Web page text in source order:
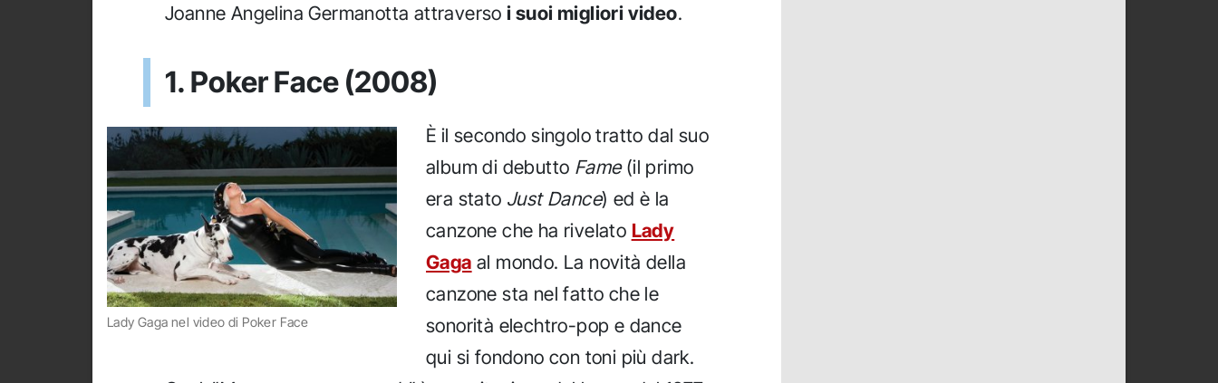
Joanne Angelina Germanotta attraversoi suoi migliori video.
1. Poker Face (2008)
Lady Gaga nel video di Poker Face
È il secondo singolo tratto dal suo
album di debutto Fame(il primo
era stato Just Dance) ed è la
canzone che ha rivelato Lady
Gaga al mondo. La novità della
canzone sta nel fatto che le
sonorità elechtro-pop e dance
qui si fondono con toni più dark.